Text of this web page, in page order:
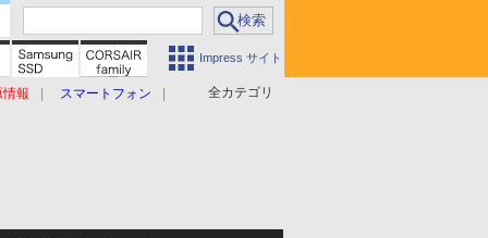
Impress サイト
全カテゴリ
情報 スマートフォン